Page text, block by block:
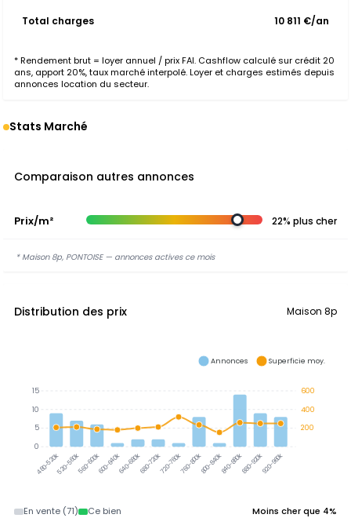
Total charges 10 811 €/an
* Rendement brut = loyer annuel / prix FAI. Cashflow calculé sur crédit 20
ans, apport 20%, taux marché interpolé. Loyer et charges estimés depuis
annonces location du secteur.
Stats Marché
Comparaison autres annonces
Prix/m² 22% plus cher
* Maison 8p, PONTOISE — annonces actives ce mois
Distribution des prix Maison 8p
480-520k520-560k560-600k600-640k640-680k680-720k720-760k760-800k800-840k840-880k880-920k920-960k
600
400
200
15
10
5
0
Annonces Superficie moy.
En vente (71) Ce bien Moins cher que 4%